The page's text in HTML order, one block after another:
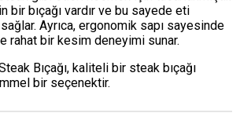
bir bıçağı vardır ve bu sayede eti
Ayrıca, ergonomik sapı sayesinde
rahat bir kesim deneyimi sunar.
Bıçağı, kaliteli bir steak bıçağı
bir seçenektir.